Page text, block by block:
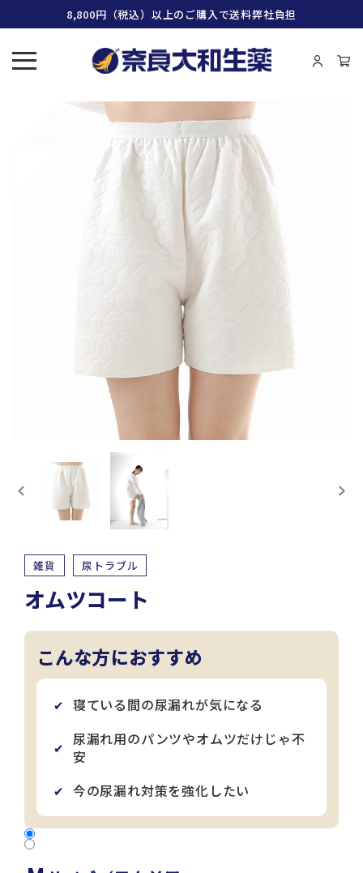
8,800円（税込）以上のご購入で送料弊社負担
雑貨 尿トラブル
オムツコート
こんな方におすすめ
✔ 寝ている間の尿漏れが気になる
✔
尿漏れ用のパンツやオムツだけじゃ不
安
✔ 今の尿漏れ対策を強化したい